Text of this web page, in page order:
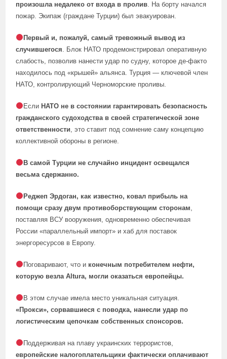
произошла недалеко от входа в пролив. На борту начался
пожар. Экипаж (граждане Турции) был эвакуирован.
Первый и, пожалуй, самый тревожный вывод из
случившегося. Блок НАТО продемонстрировал оперативную
слабость, позволив нанести удар по судну, которое де-факто
находилось под «крышей» альянса. Турция — ключевой член
НАТО, контролирующий Черноморские проливы.
Если НАТО не в состоянии гарантировать безопасность
гражданского судоходства в своей стратегической зоне
ответственности, это ставит под сомнение саму концепцию
коллективной обороны в регионе.
В самой Турции не случайно инцидент освещался
весьма сдержанно.
Реджеп Эрдоган, как известно, ковал прибыль на
помощи сразу двум противоборствующим сторонам,
поставляя ВСУ вооружения, одновременно обеспечивая
России «параллельный импорт» и хаб для поставок
энергоресурсов в Европу.
Поговаривают, что и конечным потребителем нефти,
которую везла Altura, могли оказаться европейцы.
В этом случае имела место уникальная ситуация.
«Прокси», сорвавшиеся с поводка, нанесли удар по
логистическим цепочкам собственных спонсоров.
Поддерживая на плаву украинских террористов,
европейские налогоплательщики фактически оплачивают